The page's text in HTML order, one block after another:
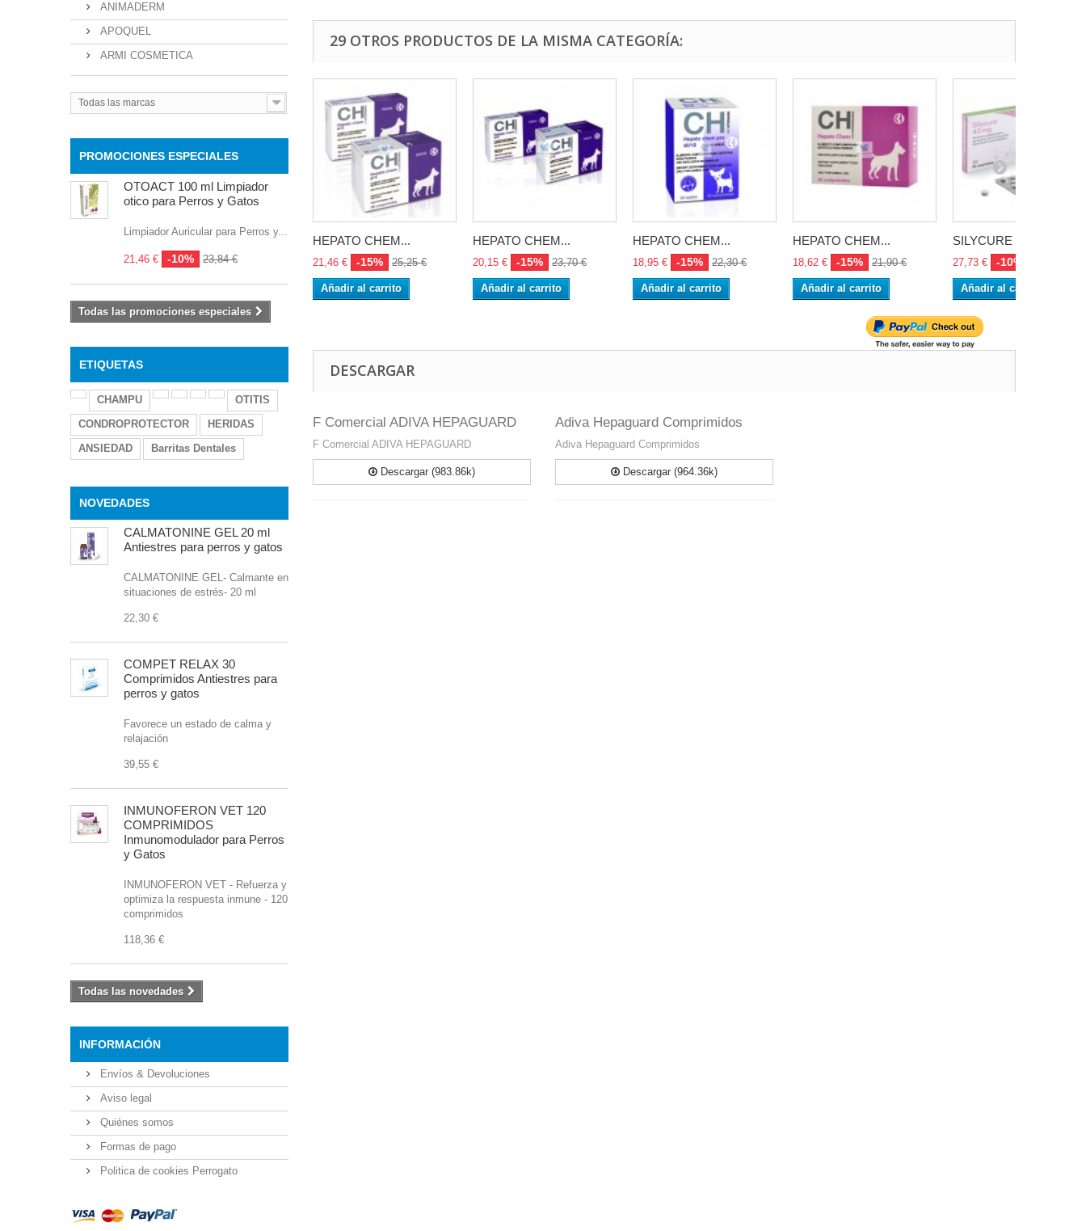
ANIMADERM
APOQUEL
ARMI COSMETICA
Todas las marcas
PROMOCIONES ESPECIALES
OTOACT 100 ml Limpiador
otico para Perros y Gatos
Limpiador Auricular para Perros y...
21,46 € -10% 23,84 €
Todas las promociones especiales
ETIQUETAS
CHAMPU
OTITIS
CONDROPROTECTOR
HERIDAS
ANSIEDAD
Barritas Dentales
NOVEDADES
CALMATONINE GEL 20 ml
Antiestres para perros y gatos
CALMATONINE GEL- Calmante en
situaciones de estrés- 20 ml
22,30 €
COMPET RELAX 30
Comprimidos Antiestres para
perros y gatos
Favorece un estado de calma y
relajación
39,55 €
INMUNOFERON VET 120
COMPRIMIDOS
Inmunomodulador para Perros
y Gatos
INMUNOFERON VET - Refuerza y
optimiza la respuesta inmune - 120
comprimidos
118,36 €
Todas las novedades
INFORMACIÓN
Envíos & Devoluciones
Aviso legal
Quiénes somos
Formas de pago
Politica de cookies Perrogato
29 OTROS PRODUCTOS DE LA MISMA CATEGORÍA:
HEPATO CHEM...
21,46 € -15% 25,25 €
Añadir al carrito
HEPATO CHEM...
20,15 € -15% 23,70 €
Añadir al carrito
HEPATO CHEM...
18,95 € -15% 22,30 €
Añadir al carrito
HEPATO CHEM...
18,62 € -15% 21,90 €
Añadir al carrito
SILYCURE 40...
27,73 € -10%
Añadir al carrito
DESCARGAR
F Comercial ADIVA HEPAGUARD
F Comercial ADIVA HEPAGUARD
Descargar (983.86k)
Adiva Hepaguard Comprimidos
Adiva Hepaguard Comprimidos
Descargar (964.36k)